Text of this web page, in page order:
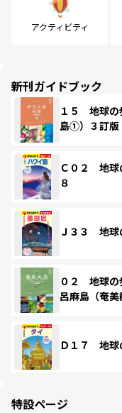
アクティビティ
新刊ガイドブック
１５ 地球
島①）３訂版
Ｃ０２ 地球
８
Ｊ３３ 地
０２ 地球
呂麻島（奄
Ｄ１７ 地
特設ページ